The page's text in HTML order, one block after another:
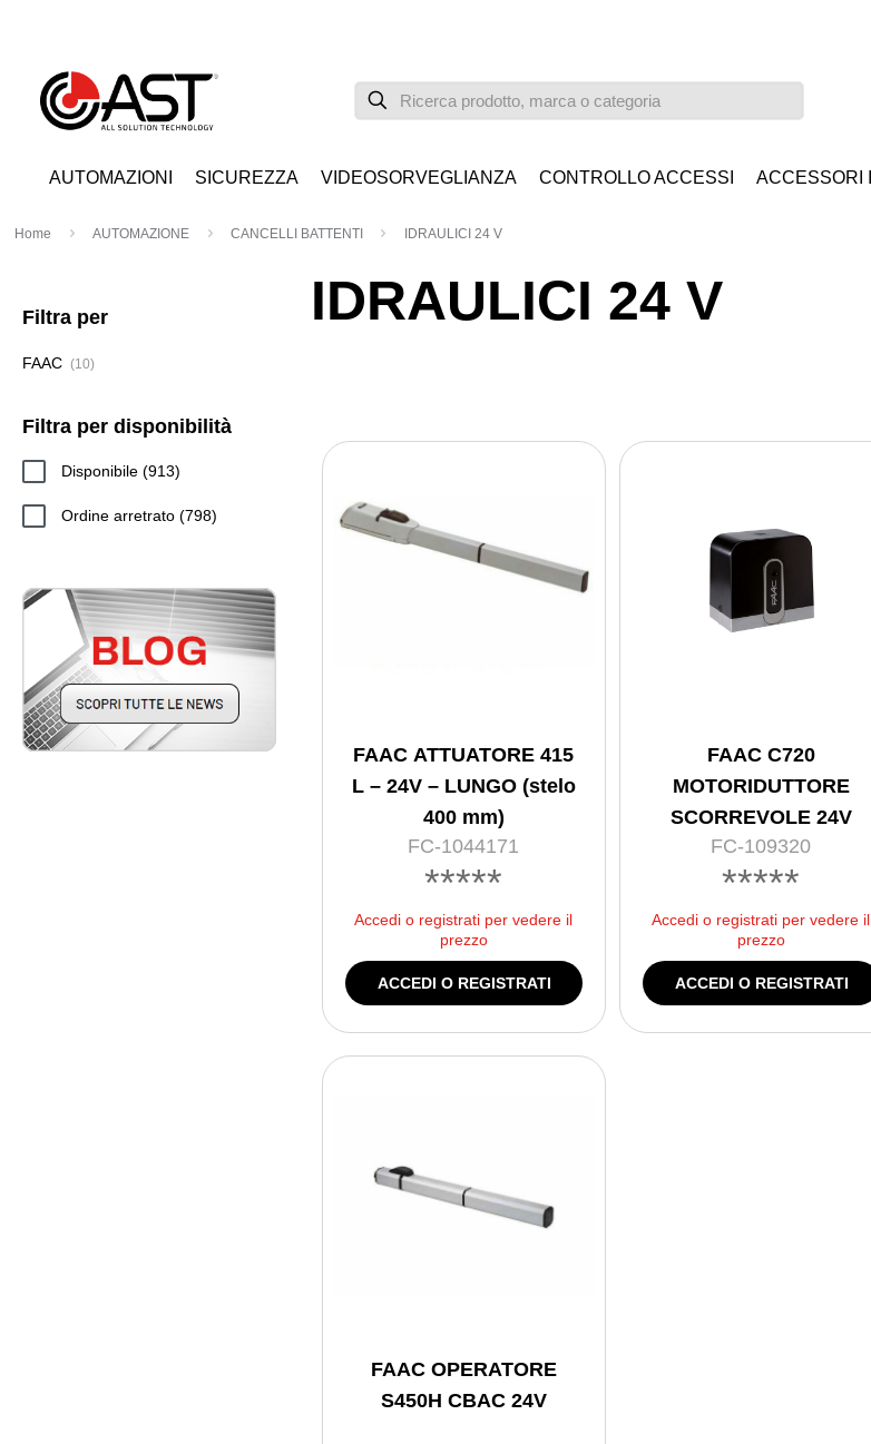
AUTOMAZIONI SICUREZZA VIDEOSORVEGLIANZA CONTROLLO ACCESSI ACCESSORI
Home AUTOMAZIONE CANCELLI BATTENTI IDRAULICI 24 V
IDRAULICI 24 V
FAAC ATTUATORE 415
L – 24V – LUNGO (stelo
400 mm)
FC-1044171
*****
Accedi o registrati per vedere il
prezzo
ACCEDI O REGISTRATI
FAAC C720
MOTORIDUTTORE
SCORREVOLE 24V
FC-109320
*****
Accedi o registrati per vedere il
prezzo
ACCEDI O REGISTRATI
FAAC OPERATORE
S450H CBAC 24V
Filtra per
FAAC (10)
Filtra per disponibilità
Disponibile 913913
Ordine arretrato 798798